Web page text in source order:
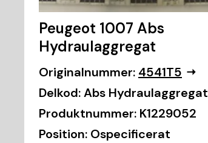
Peugeot 1007 Abs
Hydraulaggregat
Originalnummer: 4541T5
Delkod:Abs Hydraulaggregat
Produktnummer: K1229052
Position: Ospecificerat